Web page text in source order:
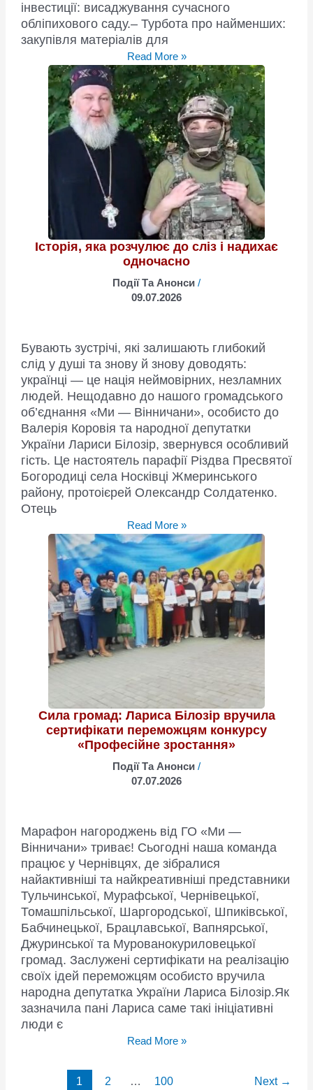
інвестиції: висаджування сучасного
обліпихового саду.– Турбота про найменших:
закупівля матеріалів для
Велика
синергія
заради
змін!
Read More »
Історія, яка розчулює до сліз і надихає
одночасно
Події Та Анонси /
09.07.2026
Бувають зустрічі, які залишають глибокий
слід у душі та знову й знову доводять:
українці — це нація неймовірних, незламних
людей. Нещодавно до нашого громадського
об’єднання «Ми — Вінничани», особисто до
Валерія Коровія та народної депутатки
України Лариси Білозір, звернувся особливий
гість. Це настоятель парафії Різдва Пресвятої
Богородиці села Носківці Жмеринського
району, протоієрей Олександр Солдатенко.
Отець
Історія,
яка
розчулює
до
сліз
і
надихає
одночасно
Read More »
Сила громад: Лариса Білозір вручила
сертифікати переможцям конкурсу
«Професійне зростання»
Події Та Анонси /
07.07.2026
Марафон нагороджень від ГО «Ми —
Вінничани» триває! Сьогодні наша команда
працює у Чернівцях, де зібралися
найактивніші та найкреативніші представники
Тульчинської, Мурафської, Чернівецької,
Томашпільської, Шаргородської, Шпиківської,
Бабчинецької, Брацлавської, Вапнярської,
Джуринської та Мурованокуриловецької
громад. Заслужені сертифікати на реалізацію
своїх ідей переможцям особисто вручила
народна депутатка України Лариса Білозір.Як
зазначила пані Лариса саме такі ініціативні
люди є
Сила
Read More »
1 2 … 100 Next →